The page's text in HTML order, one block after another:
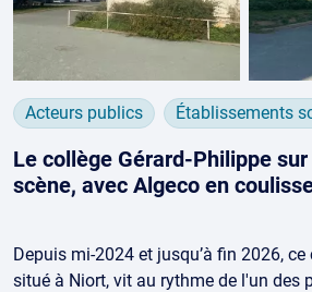
Acteurs publics Établissements
Le collège Gérard-Philippe
scène, avec Algeco en
Depuis mi-2024 et jusqu’à fin 2026,
situé à Niort, vit au rythme de l'un des